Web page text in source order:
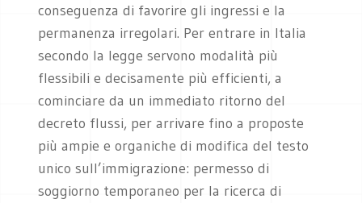
conseguenza di favorire gli ingressi e la
permanenza irregolari. Per entrare in Italia
secondo la legge servono modalità più
flessibili e decisamente più efficienti, a
cominciare da un immediato ritorno del
decreto flussi, per arrivare fino a proposte
più ampie e organiche di modifica del testo
unico sull’immigrazione: permesso di
soggiorno temporaneo per la ricerca di